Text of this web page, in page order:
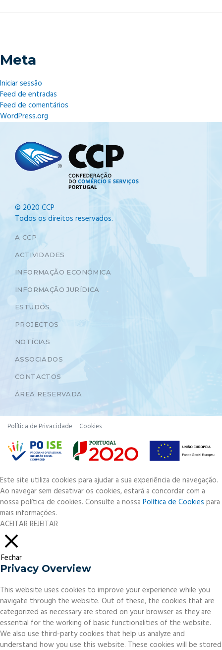
Meta
Iniciar sessão
Feed de entradas
Feed de comentários
WordPress.org
© 2020 CCP
Todos os direitos reservados.
A CCP
ACTIVIDADES
INFORMAÇÃO ECONÓMICA
INFORMAÇÃO JURÍDICA
ESTUDOS
PROJECTOS
NOTÍCIAS
ASSOCIADOS
CONTACTOS
ÁREA RESERVADA
Política de Privacidade Cookies
Este site utiliza cookies para ajudar a sua experiência de navegação.
Ao navegar sem desativar os cookies, estará a concordar com a
nossa política de cookies. Consulte a nossa Política de Cookies para
mais informações.
ACEITARREJEITAR
Fechar
Privacy Overview
This website uses cookies to improve your experience while you
navigate through the website. Out of these, the cookies that are
categorized as necessary are stored on your browser as they are
essential for the working of basic functionalities of the website.
We also use third-party cookies that help us analyze and
understand how you use this website. These cookies will be stored